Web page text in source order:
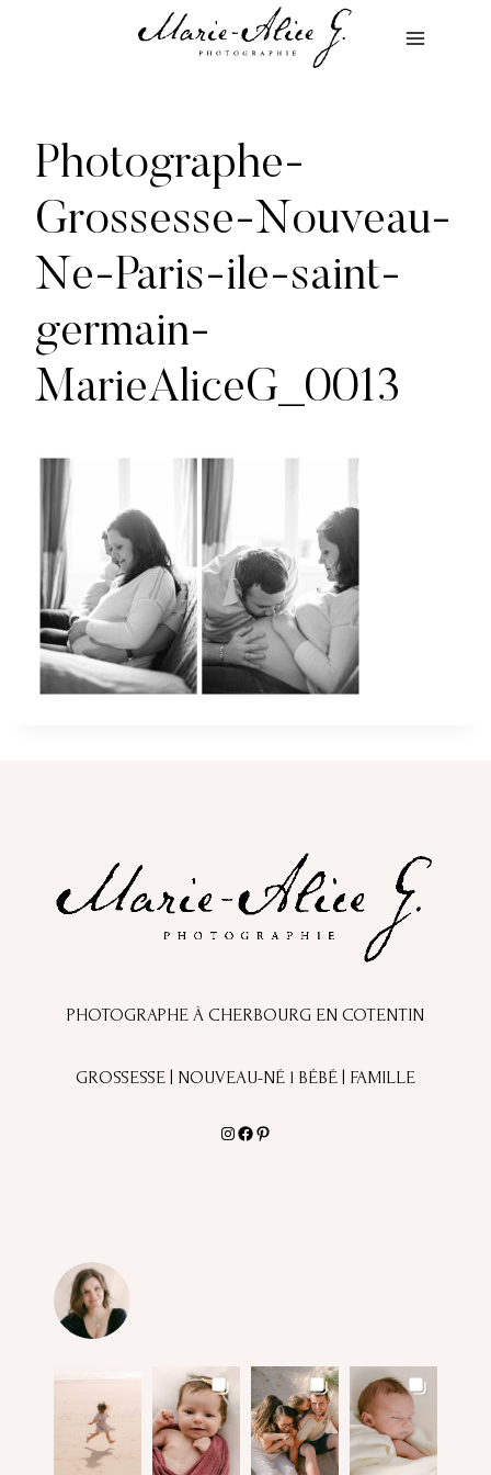
Photographe-
Grossesse-Nouveau-
Ne-Paris-ile-saint-
germain-
MarieAliceG_0013
PHOTOGRAPHE À CHERBOURG EN COTENTIN
GROSSESSE | NOUVEAU-NÉ l BÉBÉ | FAMILLE
Instagram
Facebook
Pinterest